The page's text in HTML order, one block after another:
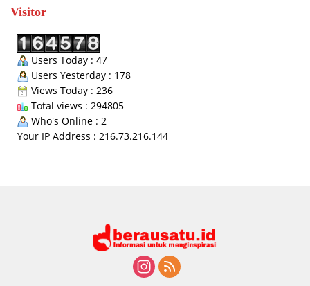
Visitor
Users Today : 47
Users Yesterday : 178
Views Today : 236
Total views : 294805
Who's Online : 2
Your IP Address : 216.73.216.144